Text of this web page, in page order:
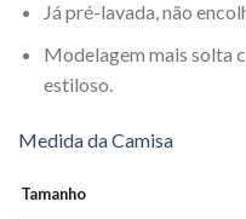
Já pré-lavada, não
Modelagem mais solta
estiloso.
Medida da Camisa
Tamanho